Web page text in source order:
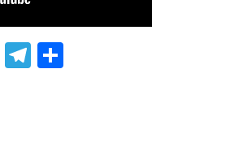
LinkedIn
Telegram